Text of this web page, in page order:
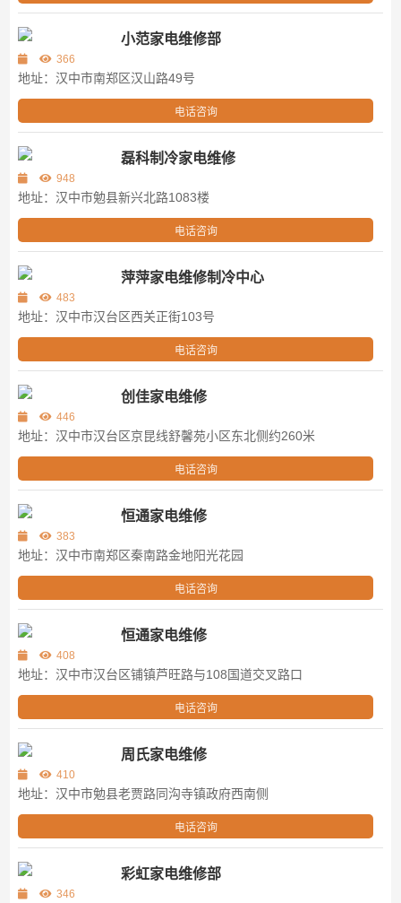
小范家电维修部
366
地址：汉中市南郑区汉山路49号
电话咨询
磊科制冷家电维修
948
地址：汉中市勉县新兴北路1083楼
电话咨询
萍萍家电维修制冷中心
483
地址：汉中市汉台区西关正街103号
电话咨询
创佳家电维修
446
地址：汉中市汉台区京昆线舒馨苑小区东北侧约260米
电话咨询
恒通家电维修
383
地址：汉中市南郑区秦南路金地阳光花园
电话咨询
恒通家电维修
408
地址：汉中市汉台区铺镇芦旺路与108国道交叉路口
电话咨询
周氏家电维修
410
地址：汉中市勉县老贾路同沟寺镇政府西南侧
电话咨询
彩虹家电维修部
346